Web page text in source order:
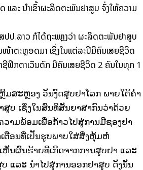
ລະ ນໍາເຂົ້າຜະລິດຕະພັນຢາສູບ ຈົ່ງໃຫ້ຄວາມ
ປປ.ລາວ ກໍໄດ້ຖະແຫຼງວ່າ ຜະລິດຕະພັນຢາສູບ
າຕະຫຼອດມາ ເຊິ່ງໃນແຕ່ລະປີມີຄົນເສຍຊີວິດ
ຟິກຕາເວັນຕົກ ມີຄົນເສຍຊີວິດ 2 ຄົນໃນທຸກ 1
ມສະຫຼອງ ວັນງົດສູບຢາໂລກ ພາຍໃຕ້ຄໍາ
ບ ເຊິ່ງໃນສົນທິສັນຍາສາກົນວ່າດ້ວຍ
າມພ້ອມເພື່ອກ້າວໄປສູ່ການມີຊອງຢາ
ຕືອນທີ່ເປັນຮູບພາບໃສ່ສິ່ງຫຸ້ມຫໍ່
ນຜົນຮ້າຍທີ່ເກີດຈາກການສູບຢາ ແລະ
ແລະ ນໍາໄປສູ່ການອອກຢາສູບ ດັງນັ້ນ